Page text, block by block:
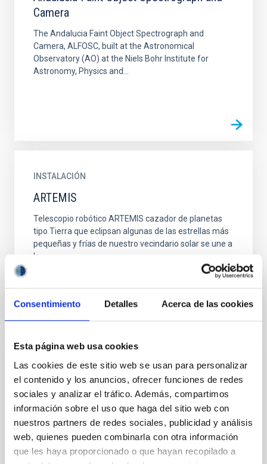
Consentimiento Detalles Acerca de las cookies
Esta página web usa cookies
Las cookies de este sitio web se usan para personalizar
el contenido y los anuncios, ofrecer funciones de redes
sociales y analizar el tráfico. Además, compartimos
información sobre el uso que haga del sitio web con
nuestros partners de redes sociales, publicidad y análisis
web, quienes pueden combinarla con otra información
que les haya proporcionado o que hayan recopilado a
Camera
The Andalucia Faint Object Spectrograph and
Camera, ALFOSC, built at the Astronomical
Observatory (AO) at the Niels Bohr Institute for
Astronomy, Physics and...
INSTALACIÓN
ARTEMIS
Telescopio robótico ARTEMIS cazador de planetas
tipo Tierra que eclipsan algunas de las estrellas más
pequeñas y frías de nuestro vecindario solar se une a
la...
INSTALACIÓN
Astrógrafo Sky Treasure Chest
Telescopio remoto ubicado en el Observatorio del
Teide (Tenerife), que tiene como objetivo obtener
imágenes astronómicas del cielo nocturno de gran
campo y...